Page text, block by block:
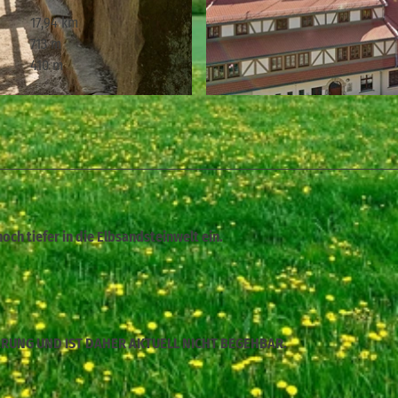
© Achim Meurer, Tourismusverband Sächsische Schweiz
17,94 km
713 m
410 m
tiefer in die Elbsandsteinwelt ein.
UND IST DAHER AKTUELL NICHT BEGEHBAR.